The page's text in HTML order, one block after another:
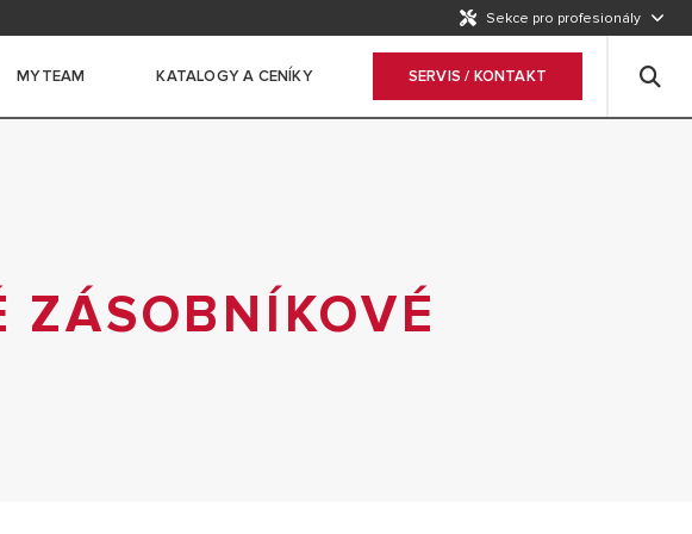
Sekce pro profesionály
MYTEAM KATALOGY A CENÍKY SERVIS / KONTAKT
ZÁSOBNÍKOVÉ